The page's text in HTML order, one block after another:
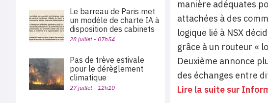
manière adéquates
attachées à des
logique lié à NSX
grâce à un routeur «
Deuxième annonce
des échanges entre
Lire la suite sur
Le barreau de Paris met
un modèle de charte IA à
disposition des cabinets
28 juillet - 07h54
Pas de trève estivale
pour le dérèglement
climatique
27 juillet - 12h10